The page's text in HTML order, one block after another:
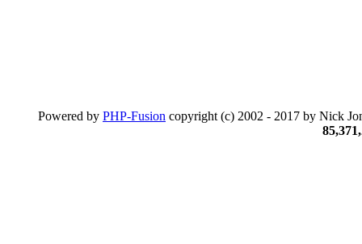
Powered by PHP-Fusion copyright (c) 2002 - 2017 by Nick